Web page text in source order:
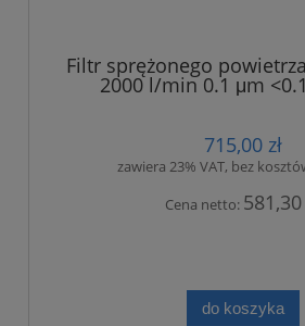
Filtr sprężonego
2000 l/min 0.1 μm
dokładny
715,00 zł
zawiera 23% VAT, bez
Cena netto: 581,30
do koszyka